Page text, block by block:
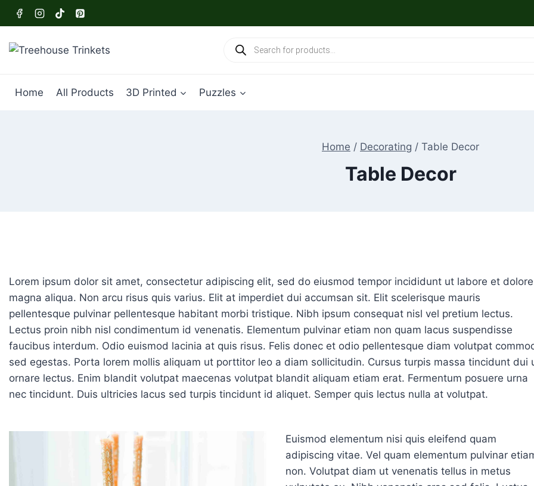
Skip
to
content
Products
search
Home All Products 3D Printed Puzzles
Home / Decorating / Table Decor
Table Decor
Lorem ipsum dolor sit amet, consectetur adipiscing elit, sed do eiusmod tempor incididunt ut labore et dolore
magna aliqua. Non arcu risus quis varius. Elit at imperdiet dui accumsan sit. Elit scelerisque mauris
pellentesque pulvinar pellentesque habitant morbi tristique. Nibh ipsum consequat nisl vel pretium lectus.
Lectus proin nibh nisl condimentum id venenatis. Elementum pulvinar etiam non quam lacus suspendisse
faucibus interdum. Odio euismod lacinia at quis risus. Felis donec et odio pellentesque diam volutpat
sed egestas. Porta lorem mollis aliquam ut porttitor leo a diam sollicitudin. Cursus turpis massa tincidunt dui
ornare lectus. Enim blandit volutpat maecenas volutpat blandit aliquam etiam erat. Fermentum posuere urna
nec tincidunt. Duis ultricies lacus sed turpis tincidunt id aliquet. Semper quis lectus nulla at volutpat.
Euismod elementum nisi quis eleifend quam
adipiscing vitae. Vel quam elementum pulvinar
non. Volutpat diam ut venenatis tellus in metus